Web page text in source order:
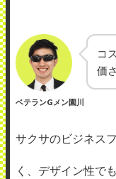
ベテランGメン園川
コ
価
サクサのビジネス
く、デザイン性で